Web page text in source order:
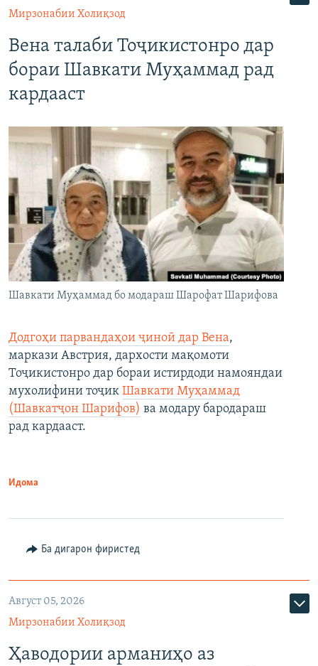
Мирзонабии Холиқзод
Вена талаби Тоҷикистонро дар
бораи Шавкати Муҳаммад рад
кардааст
Шавкати Муҳаммад бо модараш Шарофат Шарифова
Додгоҳи парвандаҳои ҷиноӣ дар Вена,
маркази Австрия, дархости мақомоти
Тоҷикистонро дар бораи истирдоди намояндаи
мухолифини тоҷик Шавкати Муҳаммад
(Шавкатҷон Шарифов) ва модару бародараш
рад кардааст.
Идома
Ба дигарон фиристед
Август 05, 2026
Мирзонабии Холиқзод
Ҳаводории арманиҳо аз